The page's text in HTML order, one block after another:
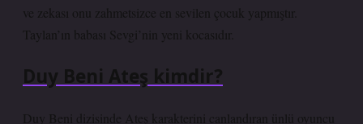
ve zekası onu zahmetsizce en sevilen çocuk yapmıştır.
Taylan’ın babası Sevgi’nin yeni kocasıdır.
Duy Beni Ateş kimdir?
Duy Beni dizisinde Ateş karakterini canlandıran ünlü oyuncu